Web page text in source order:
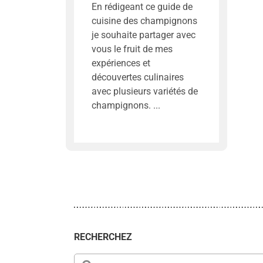
En rédigeant ce guide de
cuisine des champignons
je souhaite partager avec
vous le fruit de mes
expériences et
découvertes culinaires
avec plusieurs variétés de
champignons.
RECHERCHEZ